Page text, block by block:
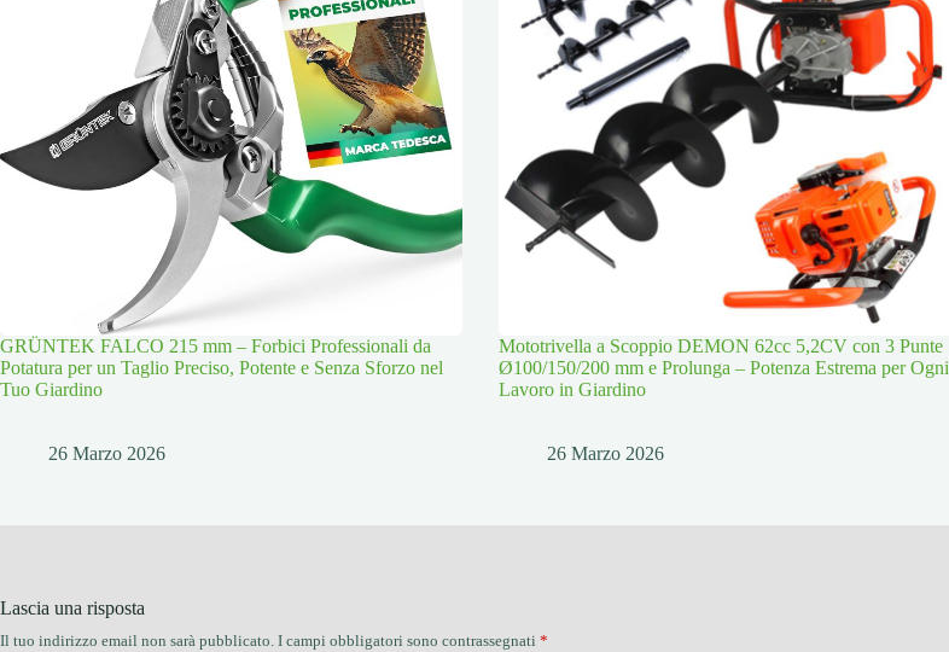
GRÜNTEK FALCO 215 mm – Forbici Professionali da
Potatura per un Taglio Preciso, Potente e Senza Sforzo nel
Tuo Giardino
26 Marzo 2026
Mototrivella a Scoppio DEMON 62cc 5,2CV con 3 Punte
Ø100/150/200 mm e Prolunga – Potenza Estrema per Ogni
Lavoro in Giardino
26 Marzo 2026
Lascia una risposta
Il tuo indirizzo email non sarà pubblicato. I campi obbligatori sono contrassegnati *